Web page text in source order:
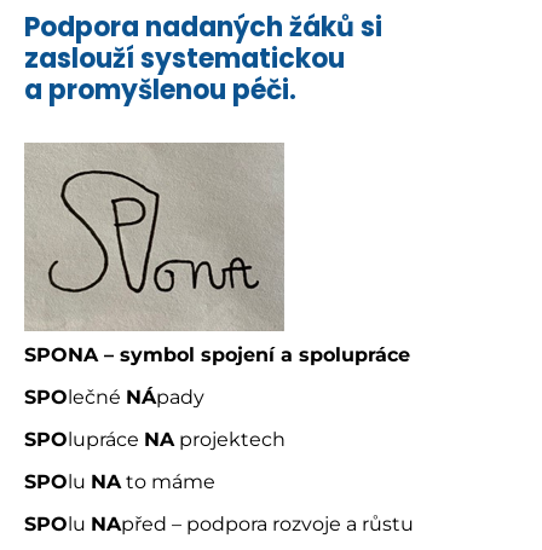
Podpora nadaných žáků si
zaslouží systematickou
a promyšlenou péči.
SPONA – symbol spojení a spolupráce
SPOlečné NÁpady
SPOlupráce NAprojektech
SPOlu NAto máme
SPOlu NApřed – podpora rozvoje a růstu